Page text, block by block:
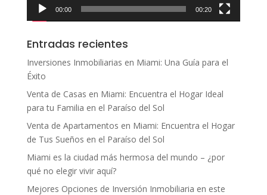
00:00 00:20
Entradas recientes
Inversiones Inmobiliarias en Miami: Una Guía para el
Éxito
Venta de Casas en Miami: Encuentra el Hogar Ideal
para tu Familia en el Paraíso del Sol
Venta de Apartamentos en Miami: Encuentra el Hogar
de Tus Sueños en el Paraíso del Sol
Miami es la ciudad más hermosa del mundo – ¿por
qué no elegir vivir aquí?
Mejores Opciones de Inversión Inmobiliaria en este